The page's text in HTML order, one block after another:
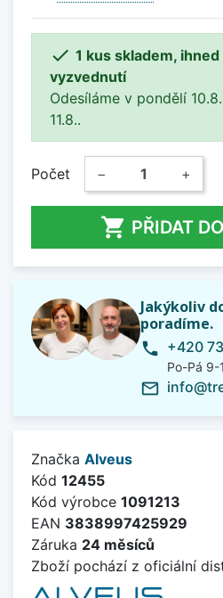
 1 kus skladem,
vyzvednutí
Odesíláme v pondělí
11.8..
Počet − +
 PŘIDAT
Jakýkoliv
poradíme.
phone +420
Po-Pá 9-
mail_outline
Značka Alveus
Kód 12455
Kód výrobce 1091213
EAN 3838997425929
Záruka 24 měsíců
Zboží pochází z oficiální